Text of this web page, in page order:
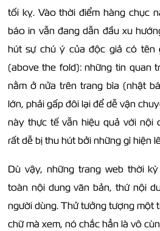
tối kỵ. Vào thời điểm hàng chục
báo in vẫn đang dẫn đầu xu
hút sự chú ý của độc giả có tên
(above the fold): những tin quan
nằm ở nửa trên trang bìa (nhật
lớn, phải gấp đôi lại để dễ vận
này thực tế vẫn hiệu quả với nội
rất dễ bị thu hút bởi những gì hiện
Dù vậy, những trang web thời
toàn nội dung văn bản, thứ nội
người dùng. Thử tưởng tượng một
chữ mà xem, nó chắc hẳn là vô